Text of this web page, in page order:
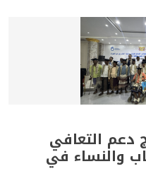
دعم التعافي
والنساء في